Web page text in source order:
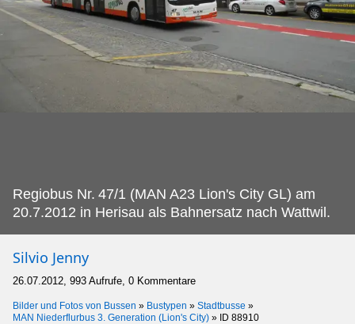
Regiobus Nr. 47/1 (MAN A23 Lion's City GL) am
20.7.2012 in Herisau als Bahnersatz nach Wattwil.
Silvio Jenny
26.07.2012, 993 Aufrufe, 0 Kommentare
Bilder und Fotos von Bussen » Bustypen » Stadtbusse »
MAN Niederflurbus 3. Generation (Lion's City) » ID 88910